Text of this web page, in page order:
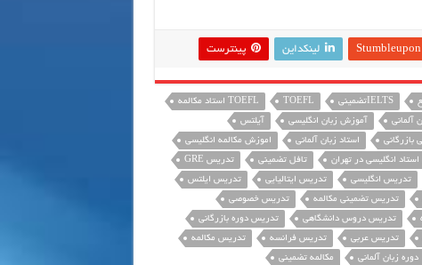
Stumbleupon لینکداین پینترست
IELTSتضمینی TOEFL
TOEFL استاد مکالمه
آلمانی آموزش زبان انگلیسی
آیلتس
بازرگانی استاد زبان آلمانی
اموزش مکالمه انگلیسی
استاد انگلیسی در تهران تافل تضمینی
تدریس GRE
تدریس انگلیسی تدریس ایتالیایی
تدریس ایلتس
تدریس تضمینی مکالمه
تدریس خصوصی
تدریس دروس دانشگاهی
تدریس دوره بازرگانی
تدریس عربی تدریس فرانسه
تدریس مکالمه
دوره زبان آلمانی مکالمه تضمینی